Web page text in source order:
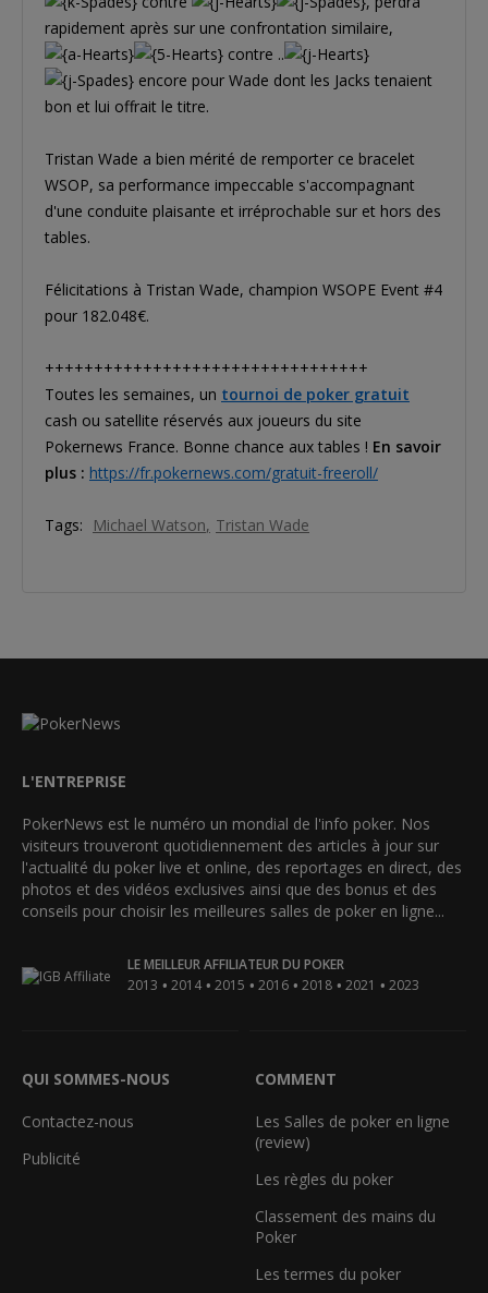
rapidement après sur une confrontation similaire,
contre ..
encore pour Wade dont les Jacks tenaient
bon et lui offrait le titre.
Tristan Wade a bien mérité de remporter ce bracelet
WSOP, sa performance impeccable s'accompagnant
d'une conduite plaisante et irréprochable sur et hors des
tables.
Félicitations à Tristan Wade, champion WSOPE Event #4
pour 182.048€.
+++++++++++++++++++++++++++++++++
Toutes les semaines, un tournoi de poker gratuit
cash ou satellite réservés aux joueurs du site
Pokernews France. Bonne chance aux tables ! En savoir
plus : https://fr.pokernews.com/gratuit-freeroll/
Tags: Michael Watson Tristan Wade
L'ENTREPRISE
PokerNews est le numéro un mondial de l'info poker. Nos
visiteurs trouveront quotidiennement des articles à jour sur
l'actualité du poker live et online, des reportages en direct, des
photos et des vidéos exclusives ainsi que des bonus et des
conseils pour choisir les meilleures salles de poker en ligne...
LE MEILLEUR AFFILIATEUR DU POKER
2013 • 2014 • 2015 • 2016 • 2018 • 2021 • 2023
QUI SOMMES-NOUS
Contactez-nous
Publicité
COMMENT
Les Salles de poker en ligne
(review)
Les règles du poker
Classement des mains du
Poker
Les termes du poker